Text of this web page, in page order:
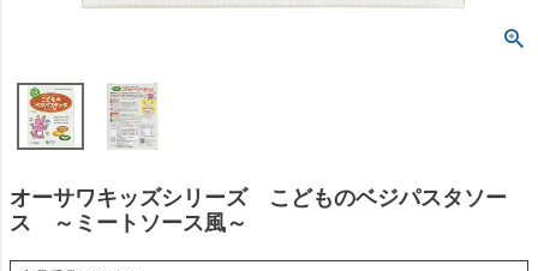
オーサワキッズシリーズ こどものベジパスタソー
ス ～ミートソース風～